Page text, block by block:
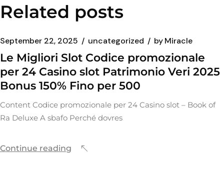
Related posts
September 22, 2025 uncategorized byMiracle
Le Migliori Slot Codice promozionale
per 24 Casino slot Patrimonio Veri 2025
Bonus 150% Fino per 500
Content Codice promozionale per 24 Casino slot – Book of
Ra Deluxe A sbafo Perché dovres
Continue reading